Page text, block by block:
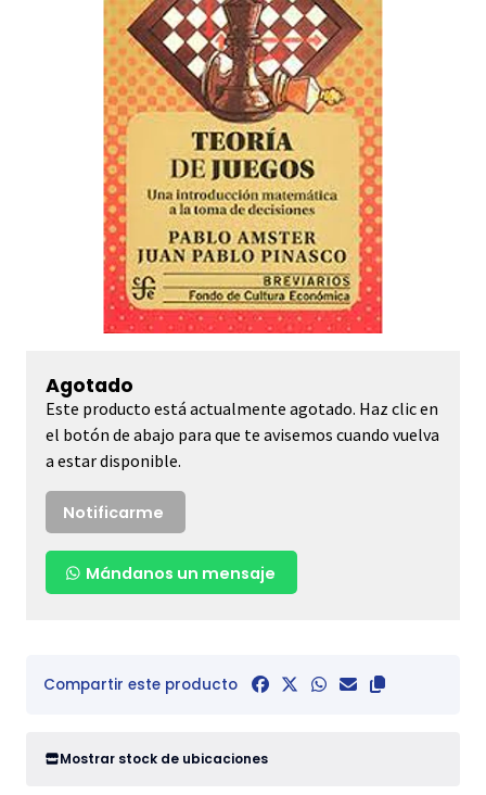
Agotado
Este producto está actualmente agotado. Haz clic en
el botón de abajo para que te avisemos cuando vuelva
a estar disponible.
Notificarme
Mándanos un mensaje
Compartir este producto
Mostrar stock de ubicaciones